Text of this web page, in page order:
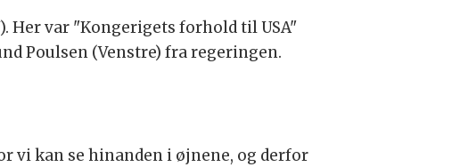
Her var "Kongerigets forhold til USA"
Poulsen (Venstre) fra regeringen.
vi kan se hinanden i øjnene, og derfor